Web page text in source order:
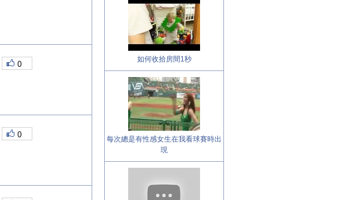
0
0
如何收拾房間1秒
每次總是有性感女生在我看球賽時出
現